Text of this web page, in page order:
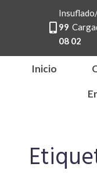
99
08 02
Inicio